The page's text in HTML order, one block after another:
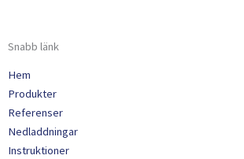
Snabb länk
Hem
Produkter
Referenser
Nedladdningar
Instruktioner